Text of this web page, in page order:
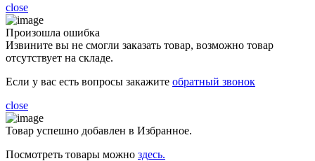
close
Произошла ошибка
Извините вы не смогли заказать товар, возможно товар
отсутствует на складе.
Если у вас есть вопросы закажите обратный звонок
close
Товар успешно добавлен в Избранное.
Посмотреть товары можно здесь.